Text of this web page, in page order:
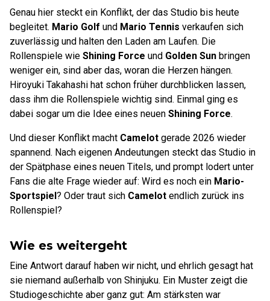
Genau hier steckt ein Konflikt, der das Studio bis heute
begleitet. Mario Golf und Mario Tennis verkaufen sich
zuverlässig und halten den Laden am Laufen. Die
Rollenspiele wie Shining Force und Golden Sun bringen
weniger ein, sind aber das, woran die Herzen hängen.
Hiroyuki Takahashi hat schon früher durchblicken lassen,
dass ihm die Rollenspiele wichtig sind. Einmal ging es
dabei sogar um die Idee eines neuen Shining Force.
Und dieser Konflikt macht Camelot gerade 2026 wieder
spannend. Nach eigenen Andeutungen steckt das Studio in
der Spätphase eines neuen Titels, und prompt lodert unter
Fans die alte Frage wieder auf: Wird es noch ein Mario-
Sportspiel? Oder traut sich Camelot endlich zurück ins
Rollenspiel?
Wie es weitergeht
Eine Antwort darauf haben wir nicht, und ehrlich gesagt hat
sie niemand außerhalb von Shinjuku. Ein Muster zeigt die
Studiogeschichte aber ganz gut: Am stärksten war